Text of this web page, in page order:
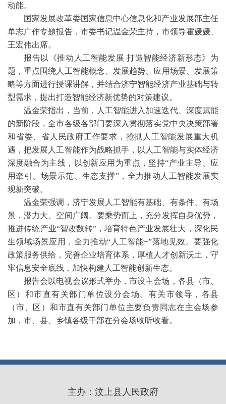
动能。
国家发展改革委国家信息中心信息化和产业发展部主任
单志广作专题报告，市委书记温金荣主持，市领导霍媛媛、
王宏伟出席。
报告以《推动人工智能发展 打造智能经济新形态》为
题，重点围绕人工智能概念、发展趋势、应用场景、发展策
略等方面进行授课讲解，并结合济宁智能经济产业基础与转
型需求，提出打造智能经济新优势的对策建议。
温金荣指出，当前，人工智能进入加速迭代、深度赋能
的新阶段，全市各级各部门要深入贯彻落实党中央决策部署
和省委、省人民政府工作要求，抢抓人工智能发展重大机
遇，把发展人工智能作为战略抓手，以人工智能与实体经济
深度融合为主线，以创新应用为重点，坚持“产业主导、应
用牵引、场景示范、生态支撑”，全力推动人工智能发展实
现新突破。
温金荣强调，济宁发展人工智能有基础、有条件、有场
景，潜力大、空间广阔。要乘势而上，充分发挥自身优势，
推进传统产业“智改数转”，培育特色产业发展壮大，深化民
生领域场景应用，全力推动“人工智能+”落地见效。要强化
政策服务供给，完善企业培育体系，厚植人才创新沃土，守
牢信息安全底线，加快构建人工智能创新生态。
报告会以电视会议形式举办，市设主会场，各县（市、
区）和市直有关部门单位设分会场。有关市领导，各县
（市、区）和市直有关部门单位主要负责同志在主会场参
加，市、县、乡镇各级干部在分会场收听收看。
主办：汶上县人民政府